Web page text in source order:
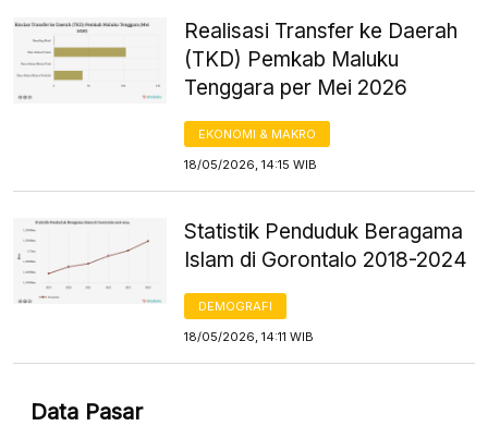
Realisasi Transfer ke Daerah
(TKD) Pemkab Maluku
Tenggara per Mei 2026
EKONOMI & MAKRO
18/05/2026, 14:15 WIB
Statistik Penduduk Beragama
Islam di Gorontalo 2018-2024
DEMOGRAFI
18/05/2026, 14:11 WIB
Data Pasar